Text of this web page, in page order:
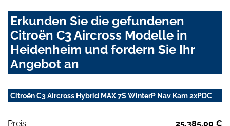
Erkunden Sie die gefundenen
Citroën C3 Aircross Modelle in
Heidenheim und fordern Sie Ihr
Angebot an
Citroën C3 Aircross Hybrid MAX 7S WinterP Nav Kam 2xPDC
Preis:
25.385,00 €